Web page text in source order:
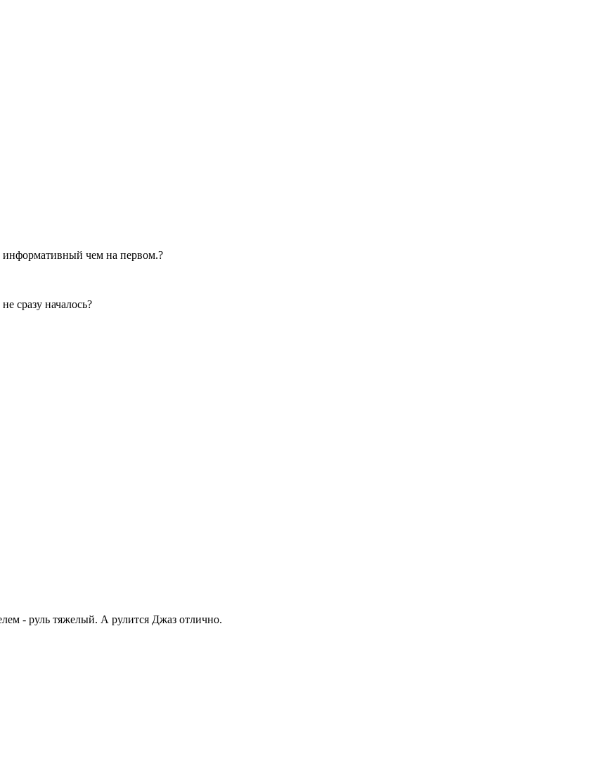
информативный чем на первом.?
сразу началось?
- руль тяжелый. А рулится Джаз отлично.